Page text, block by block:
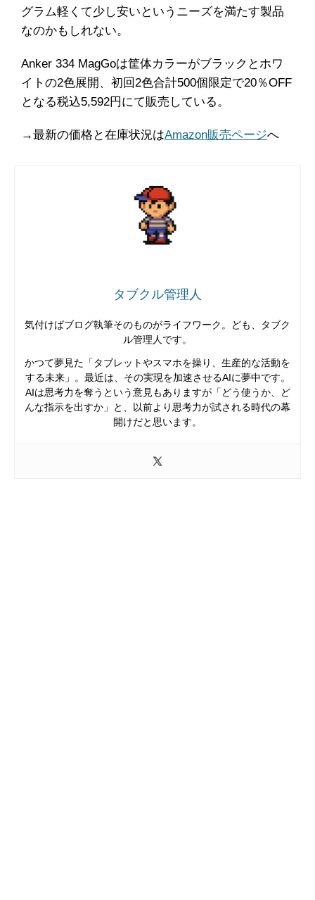
グラム軽くて少し安いというニーズを満たす製品
なのかもしれない。
Anker 334 MagGoは筐体カラーがブラックとホワ
イトの2色展開、初回2色合計500個限定で20％OFF
となる税込5,592円にて販売している。
→最新の価格と在庫状況はAmazon販売ページへ
タブクル管理人
気付けばブログ執筆そのものがライフワーク。ども、タブク
ル管理人です。
かつて夢見た「タブレットやスマホを操り、生産的な活動を
する未来」。最近は、その実現を加速させるAIに夢中です。
AIは思考力を奪うという意見もありますが「どう使うか、ど
んな指示を出すか」と、以前より思考力が試される時代の幕
開けだと思います。